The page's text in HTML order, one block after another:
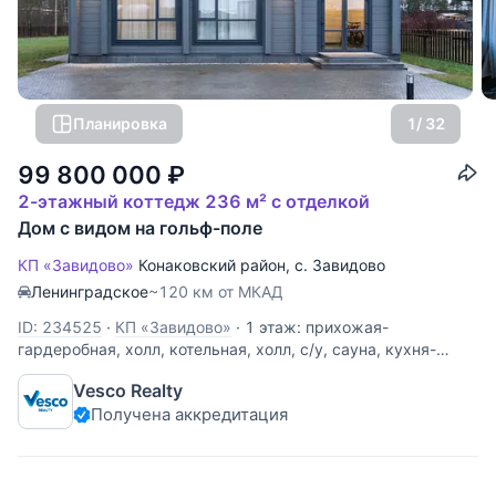
Планировка 1/ 32
99 800 000 ₽
2-этажный коттедж 236 м² с отделкой
Дом с видом на гольф-поле
КП «Завидово» Конаковский район, с. Завидово
Ленинградское~120 км от МКАД
ID: 234525 · КП «Завидово» · 1 этаж: прихожая-
гардеробная, холл, котельная, холл, с/у, сауна, кухня-
столовая, гостиная, гостевая спальня; 2 этаж: холл, мастер
спальня с с/у и гардеробной, спальня детская, спальня
детская с игровой комнатой, с/у. Дом из
Vesco Realty
Получена аккредитация